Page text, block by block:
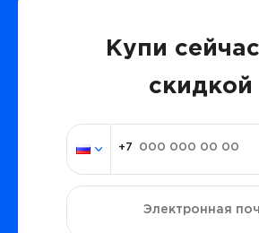
Купи
скидкой